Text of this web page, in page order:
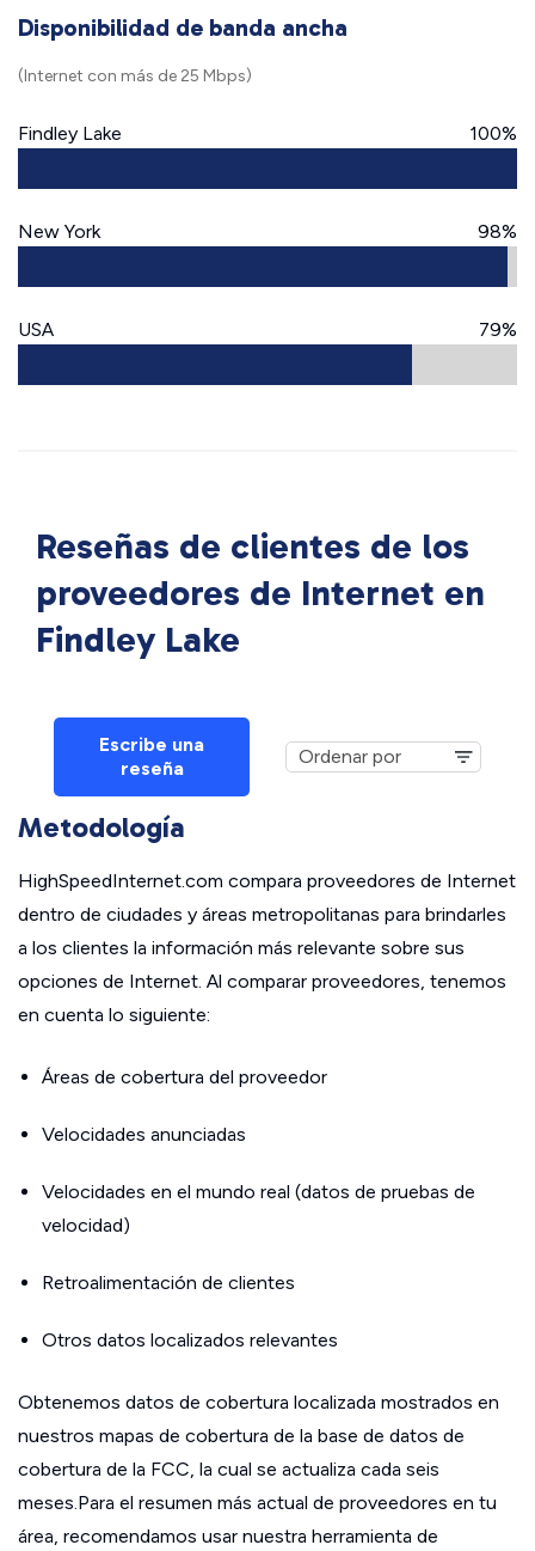
Disponibilidad de banda ancha
(Internet con más de 25 Mbps)
Findley Lake 100%
New York 98%
USA 79%
Reseñas de clientes de los
proveedores de Internet en
Findley Lake
Escribe una
reseña
Metodología
HighSpeedInternet.com compara proveedores de Internet
dentro de ciudades y áreas metropolitanas para brindarles
a los clientes la información más relevante sobre sus
opciones de Internet. Al comparar proveedores, tenemos
en cuenta lo siguiente:
Áreas de cobertura del proveedor
Velocidades anunciadas
Velocidades en el mundo real (datos de pruebas de
velocidad)
Retroalimentación de clientes
Otros datos localizados relevantes
Obtenemos datos de cobertura localizada mostrados en
nuestros mapas de cobertura de la base de datos de
cobertura de la FCC, la cual se actualiza cada seis
meses.Para el resumen más actual de proveedores en tu
área, recomendamos usar nuestra herramienta de